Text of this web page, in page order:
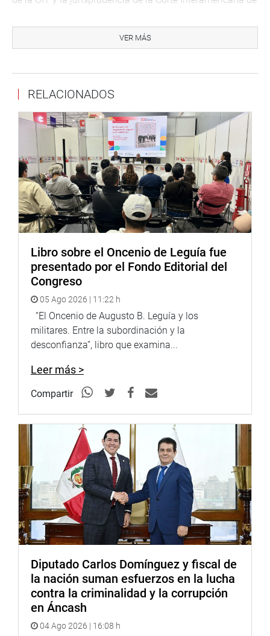
Finalmente, el Congresista Lenin Bazán se dirigió al
violando derechos. La Comisión de Pueblos estará
ejerciendo el control político respectivo para detener este
atropello” dijo.
Agradezco la difusión
VER MÁS
RELACIONADOS
Libro sobre el Oncenio de Leguía fue
presentado por el Fondo Editorial del
Congreso
05 Ago 2026 | 11:22 h
“El Oncenio de Augusto B. Leguía y los
militares. Entre la subordinación y la
desconfianza”, libro que examina...
Leer más >
Compartir
Diputado Carlos Domínguez y fiscal de
la nación suman esfuerzos en la lucha
contra la criminalidad y la corrupción
en Áncash
04 Ago 2026 | 16:08 h